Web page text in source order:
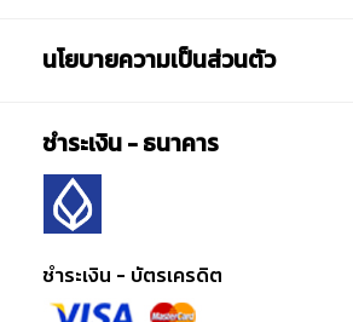
นโยบายความเป็นส่วนตัว
ชำระเงิน - ธนาคาร
ชำระเงิน - บัตรเครดิต